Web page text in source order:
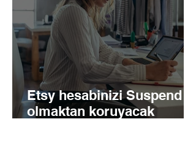
Etsy hesabinizi Suspend
olmaktan koruyacak